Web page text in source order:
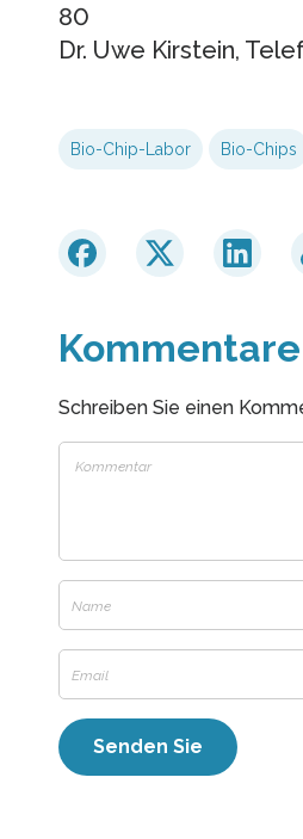
80
Dr. Uwe Kirstein,
Bio-Chip-Labor Bio-Chips
Schreiben Sie einen